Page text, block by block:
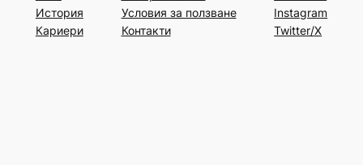
История
Кариери
Условия за ползване
Контакти
Instagram
Twitter/X